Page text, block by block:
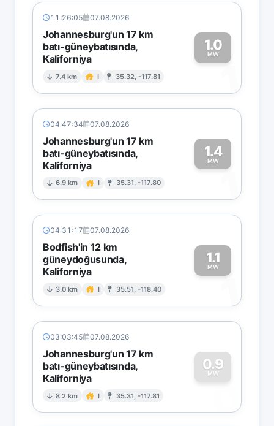
11:26:05 07.08.2026
Johannesburg'un 17 km
batı-güneybatısında,
Kaliforniya
7.4 km I 35.32, -117.81
1.0
MW
1
04:47:34 07.08.2026
Johannesburg'un 17 km
batı-güneybatısında,
Kaliforniya
6.9 km I 35.31, -117.80
1.4
MW
1
04:31:17 07.08.2026
Bodfish'in 12 km
güneydoğusunda,
Kaliforniya
3.0 km I 35.51, -118.40
1.1
MW
1
03:03:45 07.08.2026
Johannesburg'un 17 km
batı-güneybatısında,
Kaliforniya
8.2 km I 35.31, -117.81
0.9
MW
0